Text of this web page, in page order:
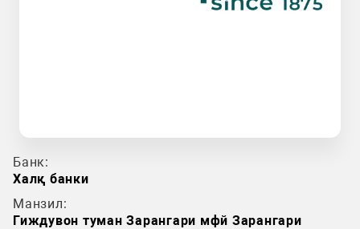
Банк:
Халқ банки
Манзил:
Гиждувон туман Зарангари мфй Зарангари